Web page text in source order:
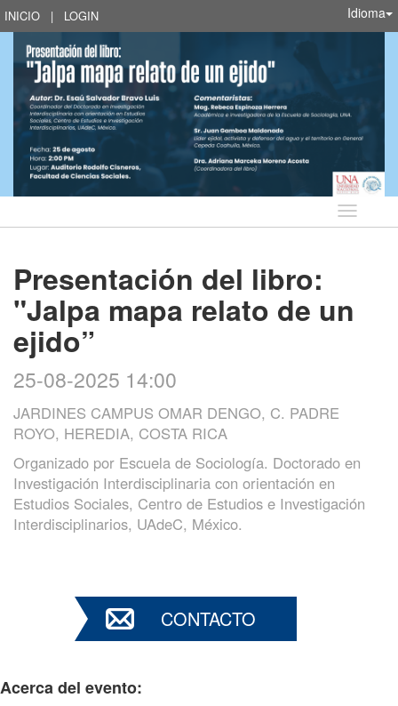
INICIO | LOGIN Idioma
Idioma
Presentación del libro:
"Jalpa mapa relato de un
ejido”
25-08-2025 14:00
JARDINES CAMPUS OMAR DENGO, C. PADRE
ROYO, HEREDIA, COSTA RICA
Organizado por Escuela de Sociología. Doctorado en
Investigación Interdisciplinaria con orientación en
Estudios Sociales, Centro de Estudios e Investigación
Interdisciplinarios, UAdeC, México.
CONTACTO
Acerca del evento: